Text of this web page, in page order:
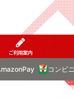
ご利用案内
コンビニ